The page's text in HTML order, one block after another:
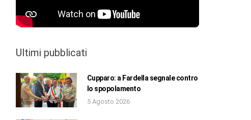
Ultimi pubblicati
Cupparo: a Fardella segnale contro
lo spopolamento
5 Agosto 2026